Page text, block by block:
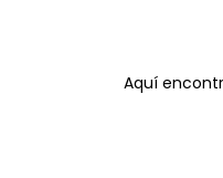
Aquí